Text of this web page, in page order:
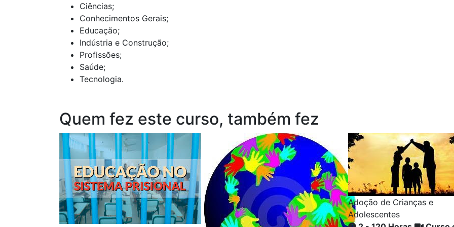
Ciências;
Conhecimentos Gerais;
Educação;
Indústria e Construção;
Profissões;
Saúde;
Tecnologia.
Quem fez este curso, também fez
Adoção de Crianças e
Adolescentes